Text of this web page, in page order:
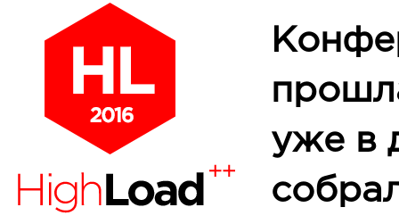
уже в